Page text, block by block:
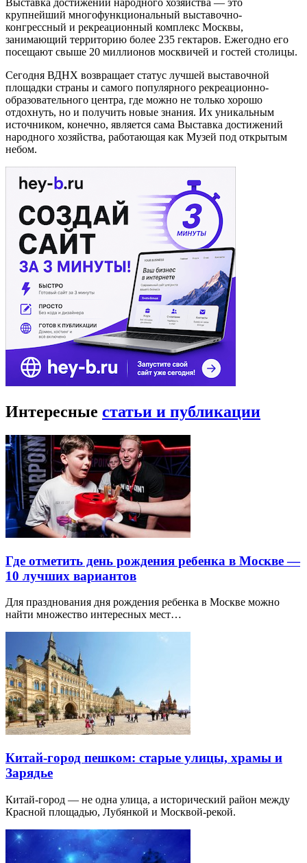
Выставка достижений народного хозяйства — это
крупнейший многофункциональный выставочно-
конгрессный и рекреационный комплекс Москвы,
занимающий территорию более 235 гектаров. Ежегодно его
посещают свыше 20 миллионов москвичей и гостей столицы.
Сегодня ВДНХ возвращает статус лучшей выставочной
площадки страны и самого популярного рекреационно-
образовательного центра, где можно не только хорошо
отдохнуть, но и получить новые знания. Их уникальным
источником, конечно, является сама Выставка достижений
народного хозяйства, работающая как Музей под открытым
небом.
Интересные статьи и публикации
Где отметить день рождения ребенка в Москве —
10 лучших вариантов
Для празднования дня рождения ребенка в Москве можно
найти множество интересных мест…
Китай-город пешком: старые улицы, храмы и
Зарядье
Китай-город — не одна улица, а исторический район между
Красной площадью, Лубянкой и Москвой-рекой.